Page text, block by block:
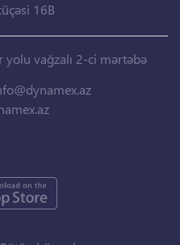
16B
vağzalı 2-ci mərtəbə